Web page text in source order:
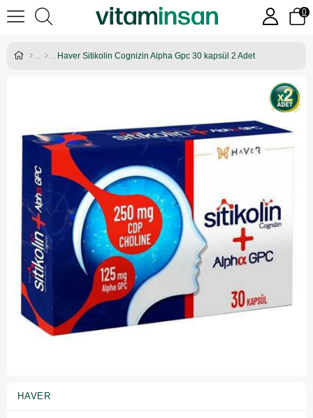
0
Haver Sitikolin Cognizin Alpha Gpc 30 kapsül 2 Adet
HAVER